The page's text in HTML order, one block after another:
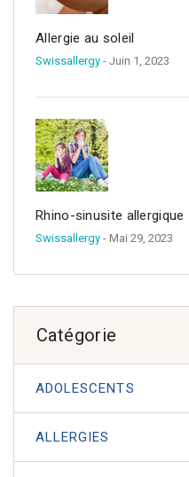
Allergie au soleil
Swissallergy - Juin 1, 2023
Rhino-sinusite allergique
Swissallergy - Mai 29, 2023
Catégorie
ADOLESCENTS
ALLERGIES